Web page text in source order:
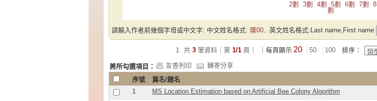
2劃 3劃 4劃 5劃 6劃 7劃
8
劃
請輸入作者前幾個字母或中文字: 中文姓名格式: 陳00, .英文姓名格式:Last name,First name
1 共 3 筆資料｜第 1/1 頁｜ ｜每頁顯示 20 50 100 排序：
將所勾選項目： 友善列印
轉寄分享
序號
篇名/題名
1
MS Location Estimation based on Artificial Bee Colony Algorithm